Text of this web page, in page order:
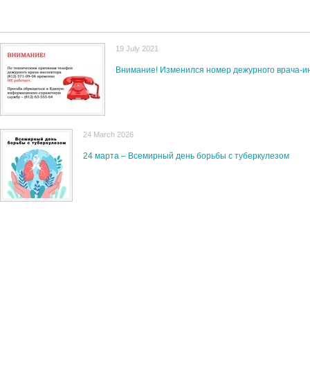
19 July 2021
Внимание! Изменился номер дежурного врача-
24 March 2026
24 марта – Всемирный день борьбы с туберкулезом